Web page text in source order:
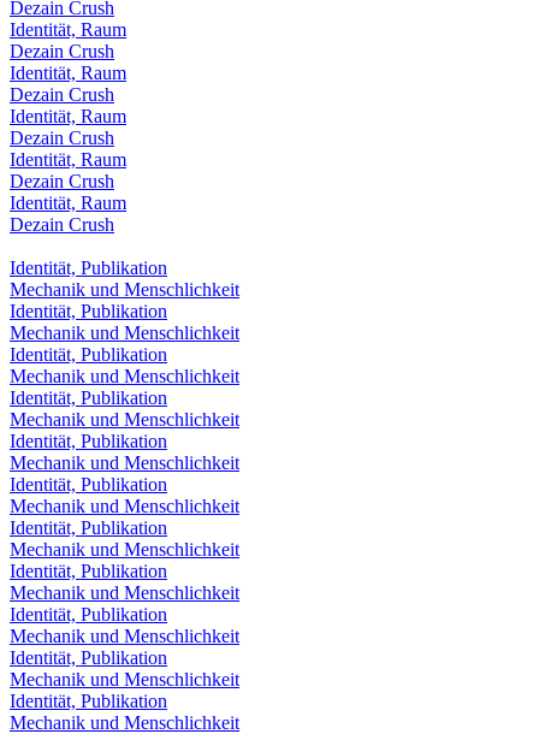
Dezain Crush
Identität, Raum
Dezain Crush
Identität, Raum
Dezain Crush
Identität, Raum
Dezain Crush
Identität, Raum
Dezain Crush
Identität, Raum
Dezain Crush
Identität, Publikation
Mechanik und Menschlichkeit
Identität, Publikation
Mechanik und Menschlichkeit
Identität, Publikation
Mechanik und Menschlichkeit
Identität, Publikation
Mechanik und Menschlichkeit
Identität, Publikation
Mechanik und Menschlichkeit
Identität, Publikation
Mechanik und Menschlichkeit
Identität, Publikation
Mechanik und Menschlichkeit
Identität, Publikation
Mechanik und Menschlichkeit
Identität, Publikation
Mechanik und Menschlichkeit
Identität, Publikation
Mechanik und Menschlichkeit
Identität, Publikation
Mechanik und Menschlichkeit